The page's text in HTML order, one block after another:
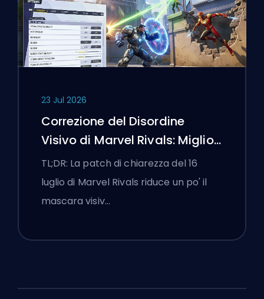
23 Jul 2026
Correzione del Disordine
Visivo di Marvel Rivals: Migliori
Impostazioni Competitive
Dopo la Patch del 16 Luglio
TL;DR: La patch di chiarezza del 16
luglio di Marvel Rivals riduce un po' il
mascara visiv…